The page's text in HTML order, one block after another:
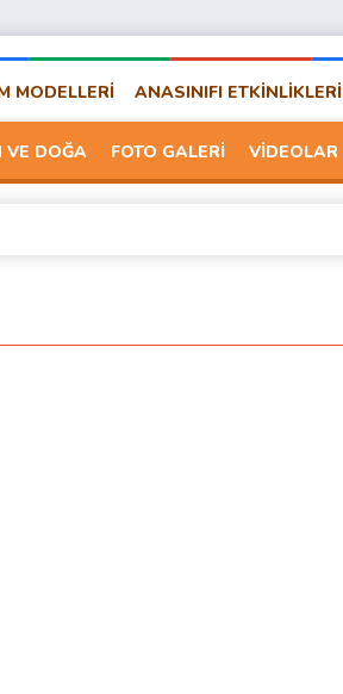
MODELLERİ ANASINIFI ETKİNLİKLERİ
VE DOĞA FOTO GALERİ VİDEOLAR